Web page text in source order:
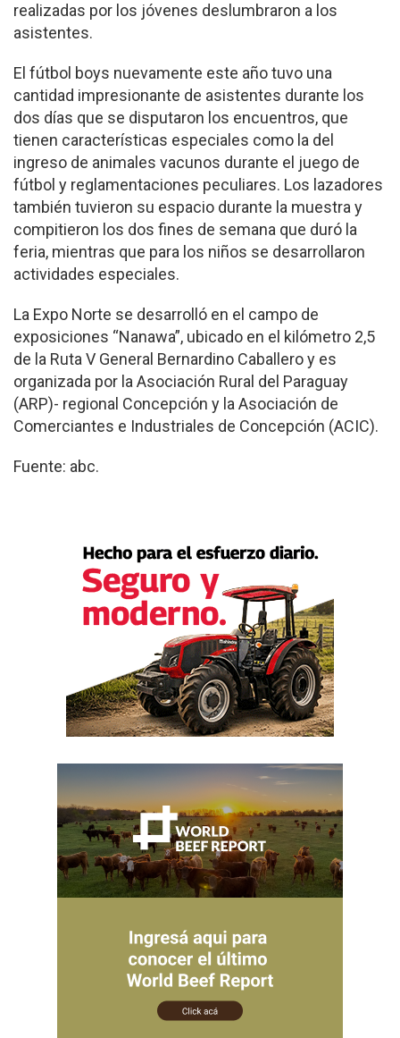
realizadas por los jóvenes deslumbraron a los
asistentes.
El fútbol boys nuevamente este año tuvo una
cantidad impresionante de asistentes durante los
dos días que se disputaron los encuentros, que
tienen características especiales como la del
ingreso de animales vacunos durante el juego de
fútbol y reglamentaciones peculiares. Los lazadores
también tuvieron su espacio durante la muestra y
compitieron los dos fines de semana que duró la
feria, mientras que para los niños se desarrollaron
actividades especiales.
La Expo Norte se desarrolló en el campo de
exposiciones “Nanawa”, ubicado en el kilómetro 2,5
de la Ruta V General Bernardino Caballero y es
organizada por la Asociación Rural del Paraguay
(ARP)- regional Concepción y la Asociación de
Comerciantes e Industriales de Concepción (ACIC).
Fuente: abc.